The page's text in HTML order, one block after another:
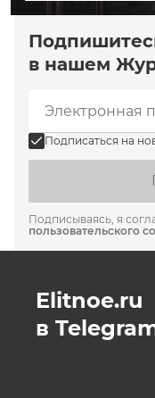
в нашем
Подписаться на
Подписываясь, я
пользовательского
Elitnoe.ru
в